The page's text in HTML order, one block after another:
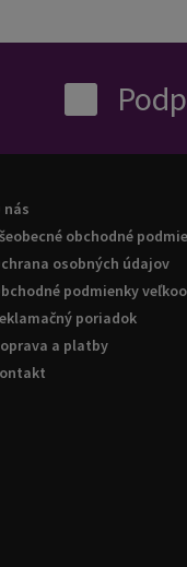
nás
obchodné
osobných údajov
podmienky
poriadok
a platby